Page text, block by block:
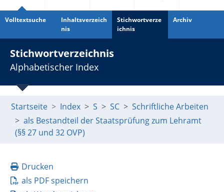
Volltextsuche
Inhaltsverzeich
nis
Stichwortverze
ichnis
Archiv
Stichwortverzeichnis
Alphabetischer Index
Startseite Index S SC
Schriftliche Arbeiten
als Bestandteil der Staatsprüfung zum Lehramt
(§§ 27 und 32 OVP)
Drucken
als PDF speichern